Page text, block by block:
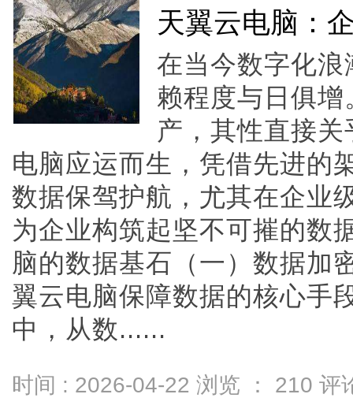
天翼云电脑：
在当今数字化
赖程度与日俱
产，其性直接
电脑应运而生，凭借先进的
数据保驾护航，尤其在企业
为企业构筑起坚不可摧的数
脑的数据基石（一）数据加
翼云电脑保障数据的核心手
中，从数......
时间 : 2026-04-22 浏览 ： 210 评